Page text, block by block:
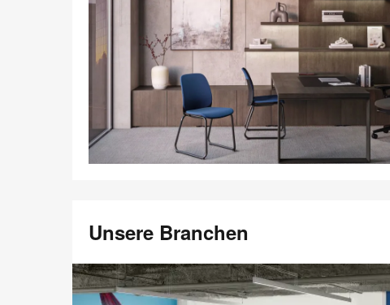
Unsere Branchen